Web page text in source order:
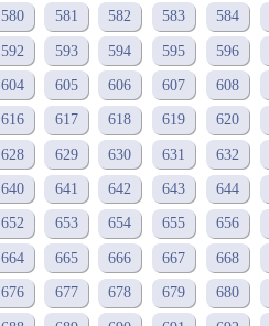
580 581 582 583 584
592 593 594 595 596
604 605 606 607 608
616 617 618 619 620
628 629 630 631 632
640 641 642 643 644
652 653 654 655 656
664 665 666 667 668
676 677 678 679 680